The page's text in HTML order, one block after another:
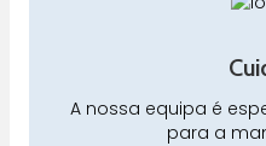
A nossa equipa é
para a